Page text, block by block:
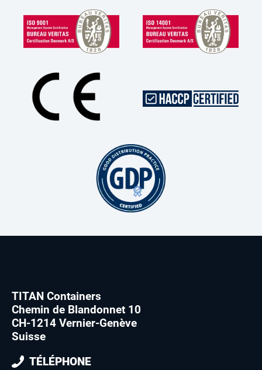
TITAN Containers
Chemin de Blandonnet 10
CH-1214 Vernier-Genève
Suisse
TÉLÉPHONE